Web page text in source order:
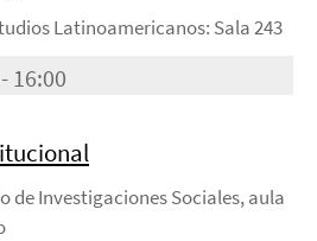
Latinoamericanos: Sala 243
16:00
de Investigaciones Sociales, aula